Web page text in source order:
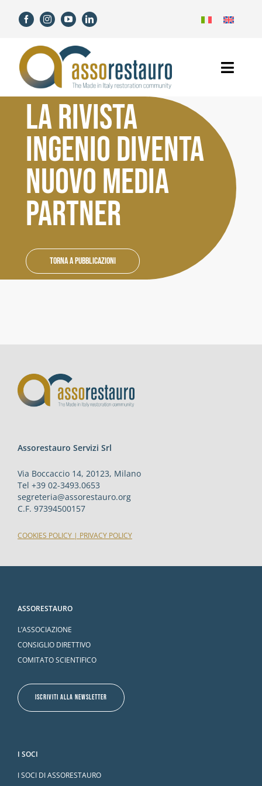
contenuto
Home
Assorestauro
Soci
Servizi
Attività
LA RIVISTA
INGENIO DIVENTA
NUOVO MEDIA
PARTNER
Torna a Pubblicazioni
Assorestauro Servizi Srl
Via Boccaccio 14, 20123, Milano
Tel +39 02-3493.0653
segreteria@assorestauro.org
C.F. 97394500157
COOKIES POLICY | PRIVACY POLICY
ASSORESTAURO
L’ASSOCIAZIONE
CONSIGLIO DIRETTIVO
COMITATO SCIENTIFICO
ISCRIVITI ALLA NEWSLETTER
I SOCI
I SOCI DI ASSORESTAURO